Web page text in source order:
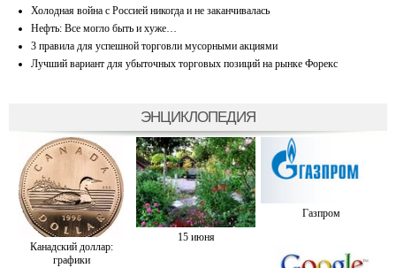
Холодная война с Россией никогда и не заканчивалась
Нефть: Все могло быть и хуже…
3 правила для успешной торговли мусорными акциями
Лучший вариант для убыточных торговых позиций на рынке Форекс
ЭНЦИКЛОПЕДИЯ
Канадский доллар:
графики
15 июня
Газпром